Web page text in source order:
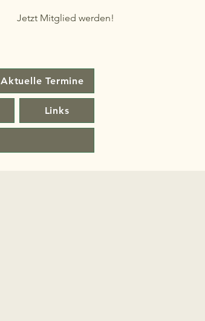
Jetzt Mitglied werden!
Aktuelle Termine
Links